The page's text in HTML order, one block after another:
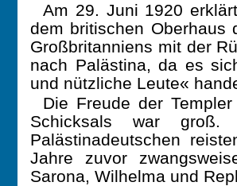
Am 29. Juni 1920
dem britischen Oberhaus
Großbritanniens mit der
nach Palästina, da es
und nützliche Leute«
Die Freude der
Schicksals war
Palästinadeutschen
Jahre zuvor
Sarona, Wilhelma und